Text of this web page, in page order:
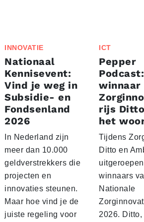
INNOVATIE
Nationaal
Kennisevent:
Vind je weg in
Subsidie- en
Fondsenland
2026
In Nederland zijn
meer dan 10.000
geldverstrekkers die
projecten en
innovaties steunen.
Maar hoe vind je de
juiste regeling voor
ICT
Pepper
Podcast:
winnaar
rijs
het
Tijdens
Ditto en
winnaars
Nationale
2026.